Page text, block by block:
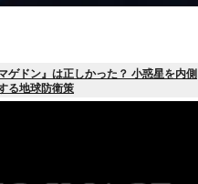
ゲドン』は正しかった？ 小惑星を内側
る地球防衛策